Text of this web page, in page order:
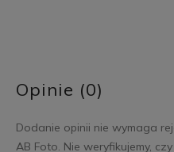
Opinie (0)
Dodanie opinii nie wymaga
AB Foto. Nie weryfikujemy,